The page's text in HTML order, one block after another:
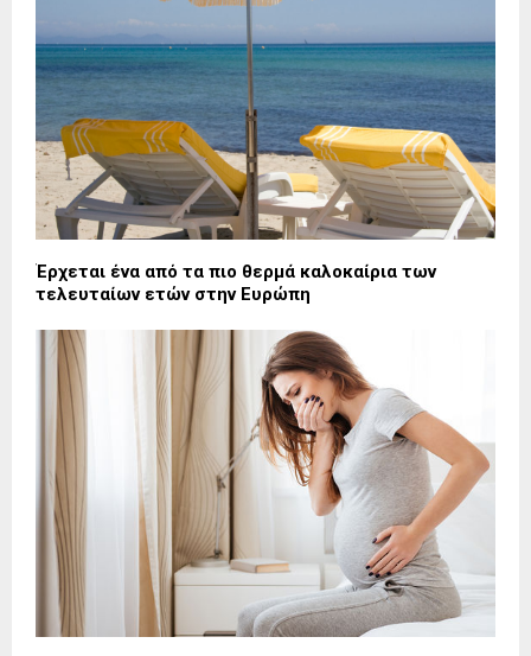
Έρχεται ένα από τα πιο θερμά καλοκαίρια των
τελευταίων ετών στην Ευρώπη